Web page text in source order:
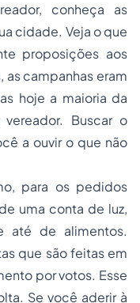
conheça as
cidade. Veja o que
proposições aos
campanhas eram
hoje a maioria da
Buscar o
a ouvir o que não
para os pedidos
uma conta de luz,
até de alimentos.
que são feitas em
por votos. Esse
Se você aderir à